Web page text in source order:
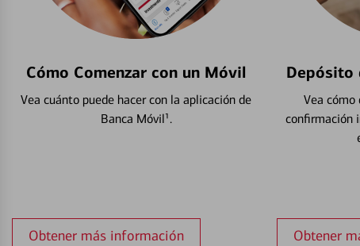
Cómo Comenzar con un Móvil
Vea cuánto puede hacer con la aplicación de
Banca Móvil¹.
Obtener más información
Depósito
Vea cómo
confirmación
Obtener